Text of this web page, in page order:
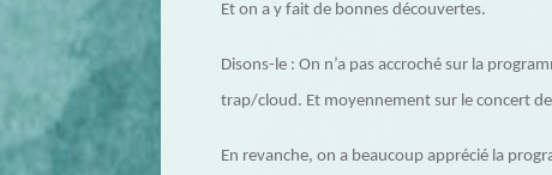
Et on a y fait de bonnes découvertes.
Disons-le : On n’a pas accroché sur la
trap/cloud. Et moyennement sur le concert
En revanche, on a beaucoup apprécié la